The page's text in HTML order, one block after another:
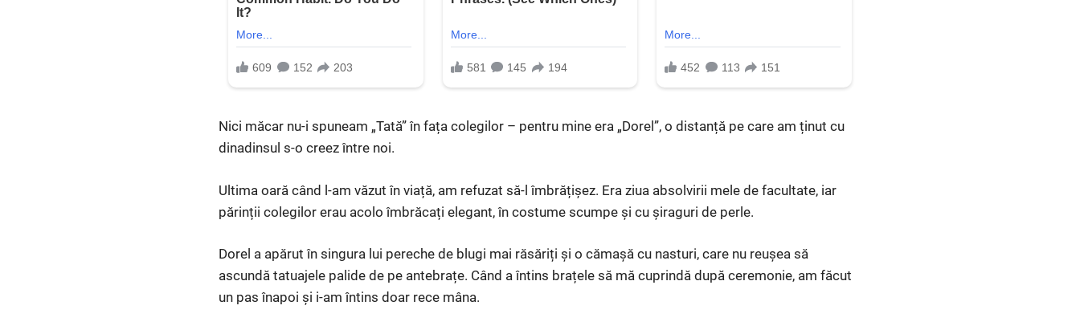
Nici măcar nu-i spuneam „Tată” în fața colegilor – pentru mine era „Dorel”, o distanță pe care am ținut cu
dinadinsul s-o creez între noi.
Ultima oară când l-am văzut în viață, am refuzat să-l îmbrățișez. Era ziua absolvirii mele de facultate, iar
părinții colegilor erau acolo îmbrăcați elegant, în costume scumpe și cu șiraguri de perle.
Dorel a apărut în singura lui pereche de blugi mai răsăriți și o cămașă cu nasturi, care nu reușea să
ascundă tatuajele palide de pe antebrațe. Când a întins brațele să mă cuprindă după ceremonie, am făcut
un pas înapoi și i-am întins doar rece mâna.